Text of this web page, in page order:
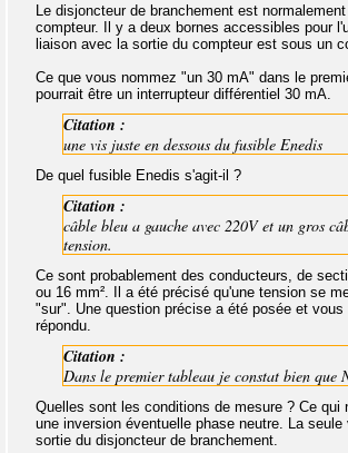
Le disjoncteur de branchement est
compteur. Il y a deux bornes accessibles pour
liaison avec la sortie du compteur est sous un
Ce que vous nommez "un 30 mA" dans le
pourrait être un interrupteur différentiel 30 mA.
Citation :
une vis juste en dessous du fusible Enedis
De quel fusible Enedis s'agit-il ?
Citation :
câble bleu a gauche avec 220V et un gros
tension.
Ce sont probablement des conducteurs, de
ou 16 mm². Il a été précisé qu'une tension se
"sur". Une question précise a été posée et vous
répondu.
Citation :
Dans le premier tableau je constat bien que
Quelles sont les conditions de mesure ? Ce qui
une inversion éventuelle phase neutre. La
sortie du disjoncteur de branchement.